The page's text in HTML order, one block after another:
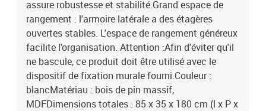
assure robustesse et stabilité.Grand espace de
rangement : l'armoire latérale a des étagères
ouvertes stables. L'espace de rangement généreux
facilite l'organisation. Attention :Afin d'éviter qu'il
ne bascule, ce produit doit être utilisé avec le
dispositif de fixation murale fourni.Couleur :
blancMatériau : bois de pin massif,
MDFDimensions totales : 85 x 35 x 180 cm (l x P x